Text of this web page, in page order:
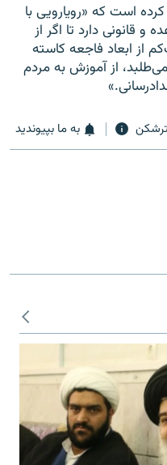
است که «رویارویی با
قانونی دارد تا اگر از
از ابعاد فاجعه کاسته
از آموزش به مردم
به ما بپیوندید